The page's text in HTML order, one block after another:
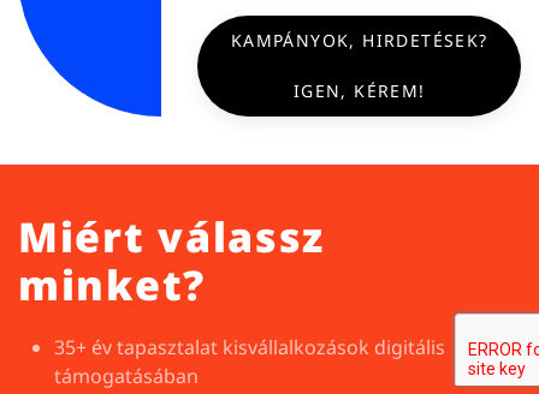
KAMPÁNYOK, HIRDETÉSEK?
IGEN, KÉREM!
Miért válassz
minket?
35+ év tapasztalat kisvállalkozások digitális
támogatásában